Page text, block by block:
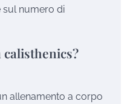
sul numero di
calisthenics?
allenamento a corpo